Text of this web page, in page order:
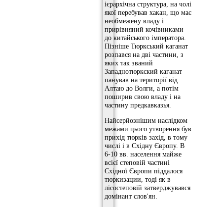
ієрархічна структура, на чолі
якої перебував хакан, що має
необмежену владу і
прирівняний кочівниками
до китайського імператора.
Пізніше Тюркський каганат
розпався на дві частини, з
яких так званий
Западнотюркский каганат
панував на території від
Алтаю до Волги, а потім
поширив свою владу і на
частину предкавказья.
Найсерйознішим наслідком
межами цього утворення був
прихід тюрків захід, в тому
числі і в Східну Європу. В
6-10 вв. населення майже
всієї степовій частині
Східної Європи піддалося
тюркизации, тоді як в
лісостеповій затверджувався
домінант слов'ян.